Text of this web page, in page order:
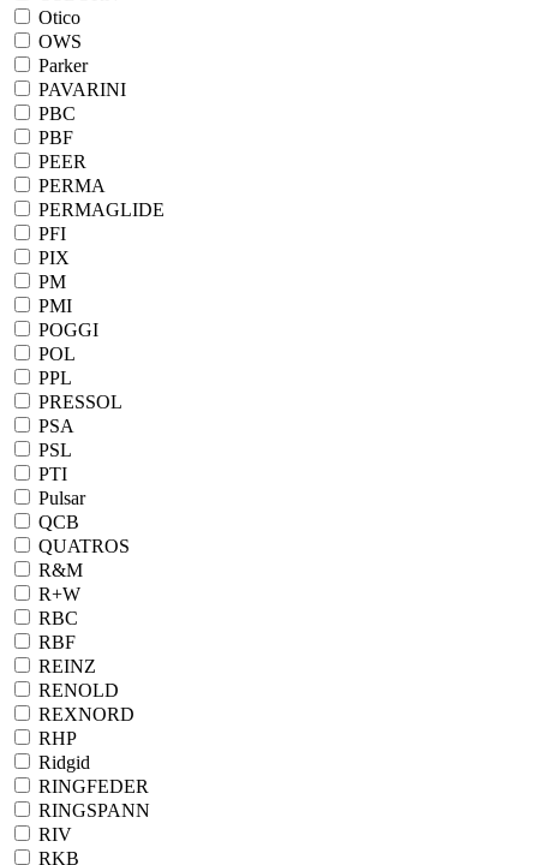
Otico
OWS
Parker
PAVARINI
PBC
PBF
PEER
PERMA
PERMAGLIDE
PFI
PIX
PM
PMI
POGGI
POL
PPL
PRESSOL
PSA
PSL
PTI
Pulsar
QCB
QUATROS
R&M
R+W
RBC
RBF
REINZ
RENOLD
REXNORD
RHP
Ridgid
RINGFEDER
RINGSPANN
RIV
RKB